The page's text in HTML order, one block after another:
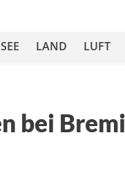
SEE LAND LUFT
bei